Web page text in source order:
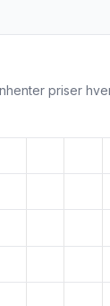
priser